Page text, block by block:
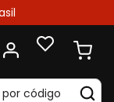
por código